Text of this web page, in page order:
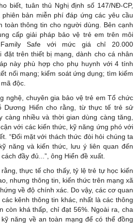
biết, tuân thủ Nghị định số 147/NĐ-CP,
bản miễn phí đáp ứng các yêu cầu
toàn thông tin cho người dùng. Bên cạnh
cấp giải pháp bảo vệ trẻ em trên môi
Safe với mức giá chỉ 20.000
đặt trên thiết bị mạng, dành cho cá nhân
này phù hợp cho phụ huynh với 4 tính
nối mạng; kiểm soát ứng dụng; tìm kiếm
độc.
nghệ, chuyên gia bảo vệ trẻ em Tổ chức
Dương Hiển cho rằng, từ thực tế trẻ sử
càng nhiều và thời gian dùng càng tăng,
với các kiến thức, kỹ năng ứng phó với
“Đối mặt với thách thức đòi hỏi chúng ta
năng và kiến thức, lưu ý liên quan đến
đầy đủ...”, ông Hiển đề xuất.
thực tế cho thấy, tỷ lệ trẻ tự học kiến
nhưng thông tin, kiến thức trên mạng xã
về độ chính xác. Do vậy, các cơ quan
kênh thông tin khác, nhất là các thông
còn khá thấp, chỉ đạt 56%. Ngoài ra, cha
năng về an toàn mạng để có thể đồng